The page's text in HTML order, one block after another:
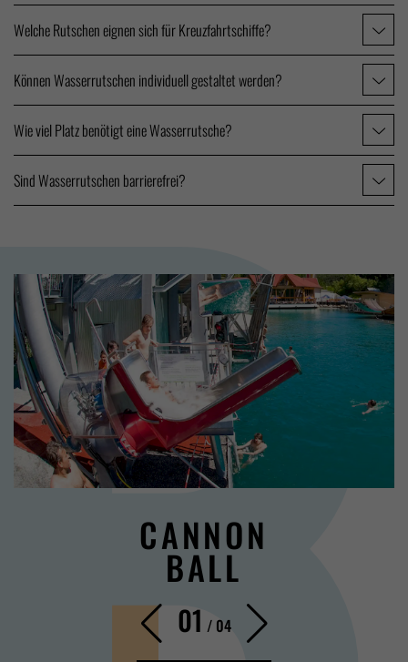
Welche Rutschen eignen sich für Kreuzfahrtschiffe?
Können Wasserrutschen individuell gestaltet werden?
Wie viel Platz benötigt eine Wasserrutsche?
Sind Wasserrutschen barrierefrei?
CANNON
BALL
01 / 04